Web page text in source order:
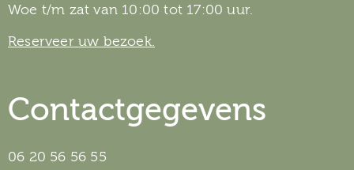
Woe t/m zat van 10:00 tot 17:00 uur.
Reserveer uw bezoek.
Contactgegevens
06 20 56 56 55